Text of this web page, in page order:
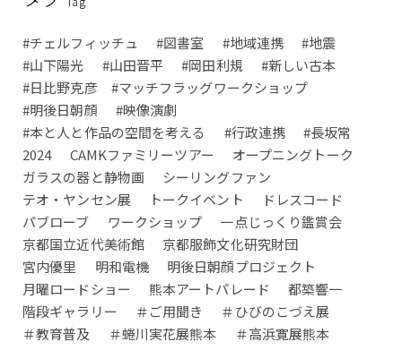
#チェルフィッチュ #図書室 #地域連携
#地震
#山下陽光
#山田晋平 #岡田利規
#新しい古本
#日比野克彦 #マッチフラッグワークショップ
#明後日朝顔
#映像演劇
#本と人と作品の空間を考える
#行政連携
#長坂常
2024
CAMKファミリーツアー
オープニングトーク
ガラスの器と静物画
シーリングファン
テオ・ヤンセン展
トークイベント
ドレスコード
パブローブ
ワークショップ
一点じっくり鑑賞会
京都国立近代美術館
京都服飾文化研究財団
宮内優里
明和電機
明後日朝顔プロジェクト
月曜ロードショー
熊本アートパレード
都築響一
階段ギャラリー
＃ご用聞き
＃ひびのこづえ展
＃教育普及
＃蜷川実花展熊本 ＃高浜寛展熊本